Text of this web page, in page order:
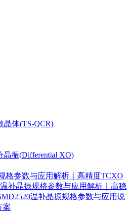
晶体(TS-QCR)
晶振(Differential XO)
格参数与应用解析｜高精度TCXO
补晶振规格参数与应用解析｜高稳
温补晶振规格参数与应用说
案